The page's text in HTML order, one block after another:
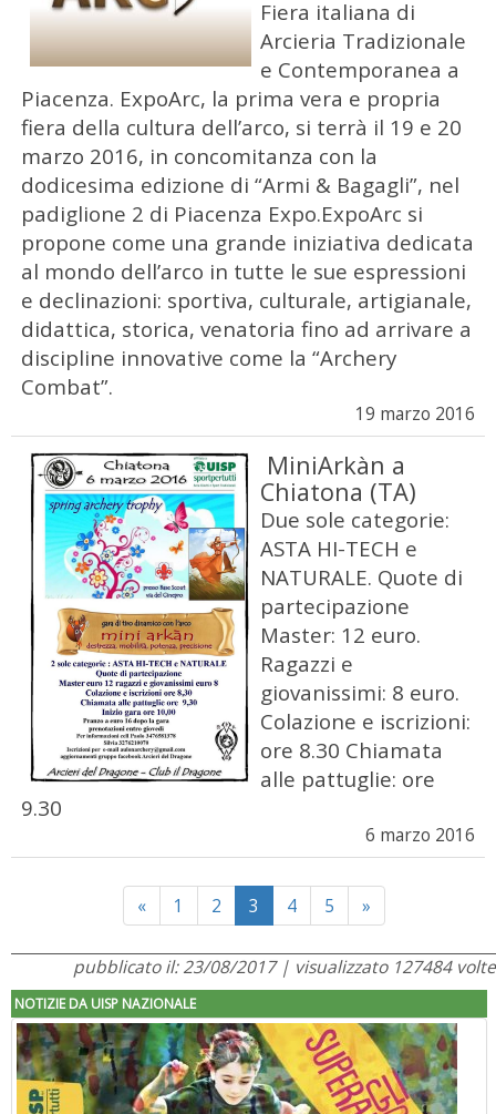
Fiera italiana di
Arcieria Tradizionale
e Contemporanea a
Piacenza. ExpoArc, la prima vera e propria
fiera della cultura dell’arco, si terrà il 19 e 20
marzo 2016, in concomitanza con la
dodicesima edizione di “Armi & Bagagli”, nel
padiglione 2 di Piacenza Expo.ExpoArc si
propone come una grande iniziativa dedicata
al mondo dell’arco in tutte le sue espressioni
e declinazioni: sportiva, culturale, artigianale,
didattica, storica, venatoria fino ad arrivare a
discipline innovative come la “Archery
Combat”.
19 marzo 2016
MiniArkàn a
Chiatona (TA)
Due sole categorie:
ASTA HI-TECH e
NATURALE. Quote di
partecipazione
Master: 12 euro.
Ragazzi e
giovanissimi: 8 euro.
Colazione e iscrizioni:
ore 8.30 Chiamata
alle pattuglie: ore
9.30
6 marzo 2016
«Previous
1 2 3 4 5 »Next
pubblicato il: 23/08/2017 | visualizzato 127484 volte
NOTIZIE DA UISP NAZIONALE